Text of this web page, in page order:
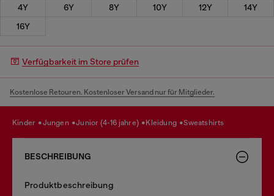
4Y 6Y 8Y 10Y 12Y
14Y
16Y
Verfügbarkeit im Store prüfen
Kostenlose Retouren. Kostenloser Versand nur für Mitglieder.
kinder jungen junior (4-16 jahre) kleidung sweatshirts
BESCHREIBUNG
Produktbeschreibung